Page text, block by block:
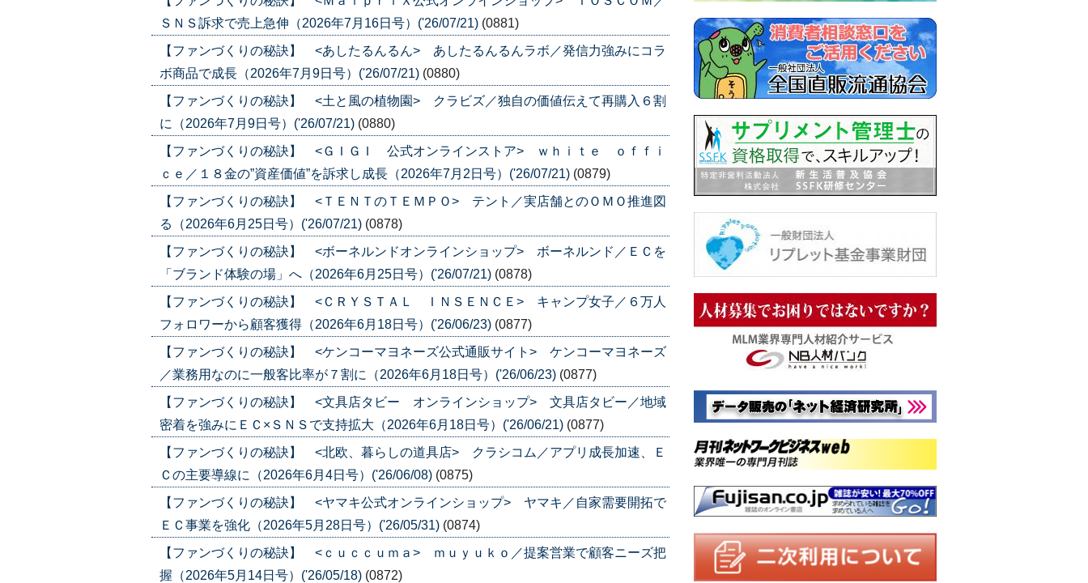
ＳＮＳ訴求で売上急伸（2026年7月16日号）('26/07/21) (0881)
【ファンづくりの秘訣】 <あしたるんるん> あしたるんるんラボ／発信力強みにコラ
ボ商品で成長（2026年7月9日号）('26/07/21) (0880)
【ファンづくりの秘訣】 <土と風の植物園> クラビズ／独自の価値伝えて再購入６割
に（2026年7月9日号）('26/07/21) (0880)
【ファンづくりの秘訣】 <ＧＩＧＩ 公式オンラインストア> ｗｈｉｔｅ ｏｆｆｉ
ｃｅ／１８金の”資産価値”を訴求し成長（2026年7月2日号）('26/07/21) (0879)
【ファンづくりの秘訣】 <ＴＥＮＴのＴＥＭＰＯ> テント／実店舗とのＯＭＯ推進図
る（2026年6月25日号）('26/07/21) (0878)
【ファンづくりの秘訣】 <ボーネルンドオンラインショップ> ボーネルンド／ＥＣを
「ブランド体験の場」へ（2026年6月25日号）('26/07/21) (0878)
【ファンづくりの秘訣】 <ＣＲＹＳＴＡＬ ＩＮＳＥＮＣＥ> キャンプ女子／６万人
フォロワーから顧客獲得（2026年6月18日号）('26/06/23) (0877)
【ファンづくりの秘訣】 <ケンコーマヨネーズ公式通販サイト> ケンコーマヨネーズ
／業務用なのに一般客比率が７割に（2026年6月18日号）('26/06/23) (0877)
【ファンづくりの秘訣】 <文具店タビー オンラインショップ> 文具店タビー／地域
密着を強みにＥＣ×ＳＮＳで支持拡大（2026年6月18日号）('26/06/21) (0877)
【ファンづくりの秘訣】 <北欧、暮らしの道具店> クラシコム／アプリ成長加速、Ｅ
Ｃの主要導線に（2026年6月4日号）('26/06/08) (0875)
【ファンづくりの秘訣】 <ヤマキ公式オンラインショップ> ヤマキ／自家需要開拓で
ＥＣ事業を強化（2026年5月28日号）('26/05/31) (0874)
【ファンづくりの秘訣】 <ｃｕｃｃｕｍａ> ｍｕｙｕｋｏ／提案営業で顧客ニーズ把
握（2026年5月14日号）('26/05/18) (0872)